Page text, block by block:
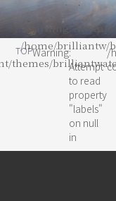
Warning:
/home/brilliantw/
themes/
TOPWarning:
Attempt
to read
property
"labels"
on null
in
/